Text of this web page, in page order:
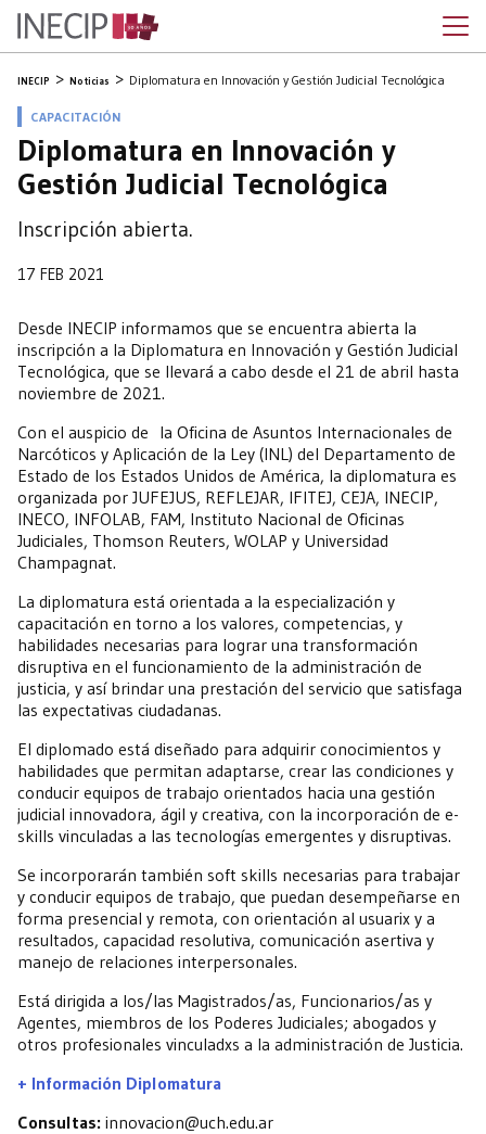
INECIP Noticias Diplomatura en Innovación y Gestión Judicial Tecnológica
CAPACITACIÓN
Diplomatura en Innovación y
Gestión Judicial Tecnológica
Inscripción abierta.
17 FEB 2021
Desde INECIP informamos que se encuentra abierta la
inscripción a la Diplomatura en Innovación y Gestión Judicial
Tecnológica, que se llevará a cabo desde el 21 de abril hasta
noviembre de 2021.
Con el auspicio de la Oficina de Asuntos Internacionales de
Narcóticos y Aplicación de la Ley (INL) del Departamento de
Estado de los Estados Unidos de América, la diplomatura es
organizada por JUFEJUS, REFLEJAR, IFITEJ, CEJA, INECIP,
INECO, INFOLAB, FAM, Instituto Nacional de Oficinas
Judiciales, Thomson Reuters, WOLAP y Universidad
Champagnat.
La diplomatura está orientada a la especialización y
capacitación en torno a los valores, competencias, y
habilidades necesarias para lograr una transformación
disruptiva en el funcionamiento de la administración de
justicia, y así brindar una prestación del servicio que satisfaga
las expectativas ciudadanas.
El diplomado está diseñado para adquirir conocimientos y
habilidades que permitan adaptarse, crear las condiciones y
conducir equipos de trabajo orientados hacia una gestión
judicial innovadora, ágil y creativa, con la incorporación de e-
skills vinculadas a las tecnologías emergentes y disruptivas.
Se incorporarán también soft skills necesarias para trabajar
y conducir equipos de trabajo, que puedan desempeñarse en
forma presencial y remota, con orientación al usuarix y a
resultados, capacidad resolutiva, comunicación asertiva y
manejo de relaciones interpersonales.
Está dirigida a los/las Magistrados/as, Funcionarios/as y
Agentes, miembros de los Poderes Judiciales; abogados y
otros profesionales vinculadxs a la administración de Justicia.
+ Información Diplomatura
Consultas: innovacion@uch.edu.ar